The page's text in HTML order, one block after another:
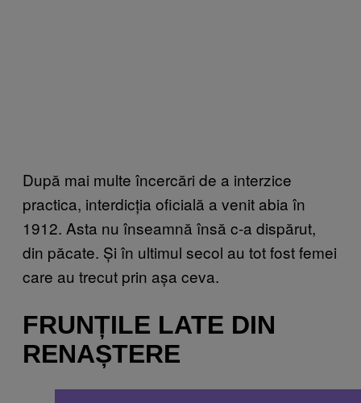
După mai multe încercări de a interzice
practica, interdicția oficială a venit abia în
1912. Asta nu înseamnă însă c-a dispărut,
din păcate. Și în ultimul secol au tot fost femei
care au trecut prin așa ceva.
FRUNȚILE LATE DIN
RENAȘTERE